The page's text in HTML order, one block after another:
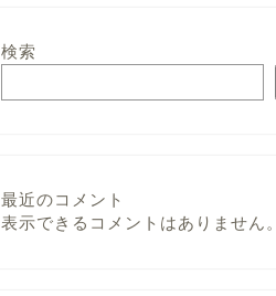
検索
最近のコメント
表示できるコメントはありません。